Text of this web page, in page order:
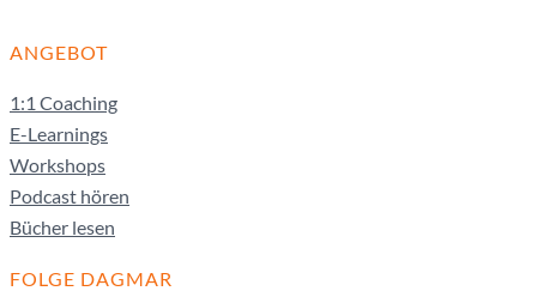
ANGEBOT
1:1 Coaching
E-Learnings
Workshops
Podcast hören
Bücher lesen
FOLGE DAGMAR